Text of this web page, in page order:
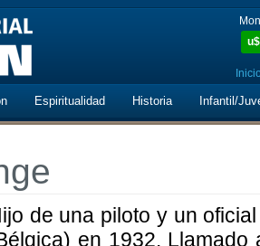
u$
Espiritualidad Historia Infantil/
de una piloto y un
en 1932.